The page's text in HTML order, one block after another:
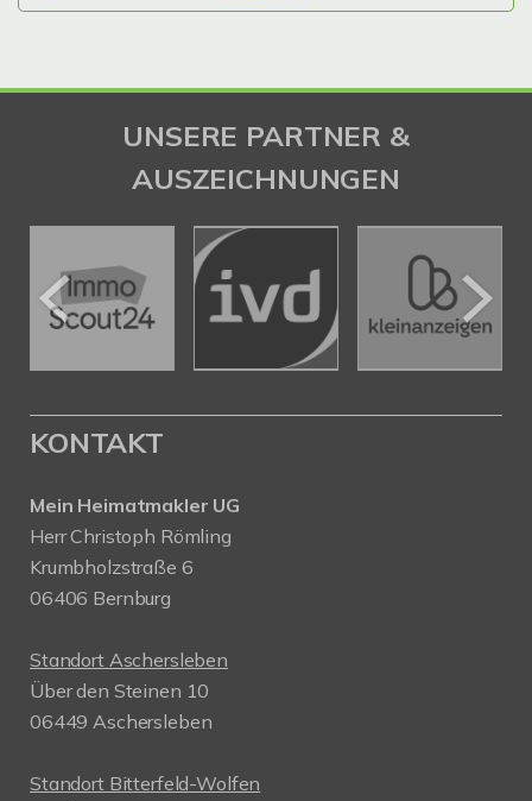
UNSERE PARTNER &
AUSZEICHNUNGEN
KONTAKT
Mein Heimatmakler UG
Herr Christoph Römling
Krumbholzstraße 6
06406 Bernburg
Standort Aschersleben
Über den Steinen 10
06449 Aschersleben
Standort Bitterfeld-Wolfen